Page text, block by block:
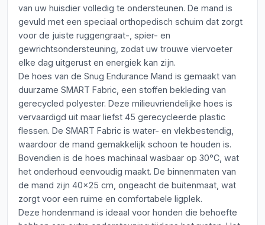
van uw huisdier volledig te ondersteunen. De mand is
gevuld met een speciaal orthopedisch schuim dat zorgt
voor de juiste ruggengraat-, spier- en
gewrichtsondersteuning, zodat uw trouwe viervoeter
elke dag uitgerust en energiek kan zijn.
De hoes van de Snug Endurance Mand is gemaakt van
duurzame SMART Fabric, een stoffen bekleding van
gerecycled polyester. Deze milieuvriendelijke hoes is
vervaardigd uit maar liefst 45 gerecycleerde plastic
flessen. De SMART Fabric is water- en vlekbestendig,
waardoor de mand gemakkelijk schoon te houden is.
Bovendien is de hoes machinaal wasbaar op 30°C, wat
het onderhoud eenvoudig maakt. De binnenmaten van
de mand zijn 40x25 cm, ongeacht de buitenmaat, wat
zorgt voor een ruime en comfortabele ligplek.
Deze hondenmand is ideaal voor honden die behoefte